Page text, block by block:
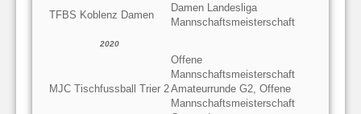
TFBS Koblenz Damen
Damen Landesliga
Mannschaftsmeisterschaft
2020
MJC Tischfussball Trier 2
Offene
Mannschaftsmeisterschaft
Amateurrunde G2, Offene
Mannschaftsmeisterschaft